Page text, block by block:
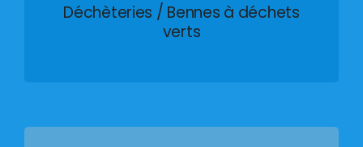
Déchèteries / Bennes à déchets
verts